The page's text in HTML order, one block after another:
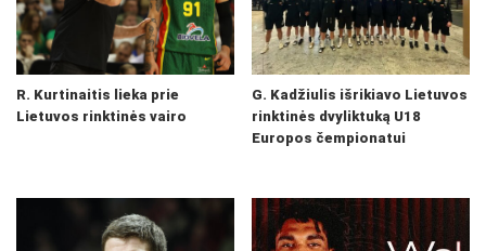
R. Kurtinaitis lieka prie
Lietuvos rinktinės vairo
G. Kadžiulis išrikiavo Lietuvos
rinktinės dvyliktuką U18
Europos čempionatui